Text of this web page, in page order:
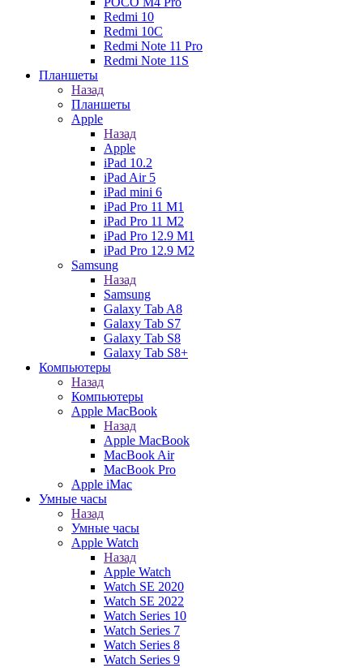
Redmi 10
Redmi 10C
Redmi Note 11 Pro
Redmi Note 11S
Планшеты
Назад
Планшеты
Apple
Назад
Apple
iPad 10.2
iPad Air 5
iPad mini 6
iPad Pro 11 M1
iPad Pro 11 M2
iPad Pro 12.9 M1
iPad Pro 12.9 M2
Samsung
Назад
Samsung
Galaxy Tab A8
Galaxy Tab S7
Galaxy Tab S8
Galaxy Tab S8+
Компьютеры
Назад
Компьютеры
Apple MacBook
Назад
Apple MacBook
MacBook Air
MacBook Pro
Apple iMac
Умные часы
Назад
Умные часы
Apple Watch
Назад
Apple Watch
Watch SE 2020
Watch SE 2022
Watch Series 10
Watch Series 7
Watch Series 8
Watch Series 9